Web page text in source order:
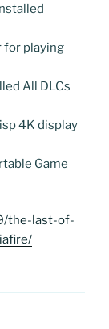
for playing
All DLCs
4K display
Game
the-last-of-